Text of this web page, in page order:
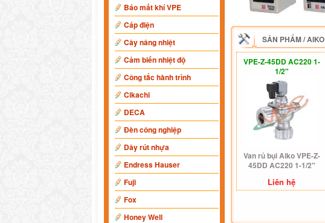
Báo mất khí VPE
Cáp điện
Cây nâng nhiệt
Cảm biến nhiệt độ
Công tắc hành trình
Cikachi
DECA
Đèn công nghiệp
Dây rút nhựa
Endress Hauser
Fuji
Fox
Honey Well
SẢN PHẨM/AIKO
VPE-Z-45DD AC220 1-
1/2"
Van rủ bụi Aiko VPE-Z-
45DD AC220 1-1/2"
Liên hệ